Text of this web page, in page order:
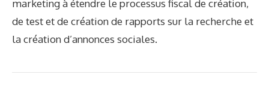
marketing à étendre le processus fiscal de création,
de test et de création de rapports sur la recherche et
la création d’annonces sociales.